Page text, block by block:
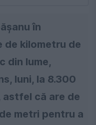
în
kilometru de
din lume,
luni, la 8.300
că are de
metri pentru a